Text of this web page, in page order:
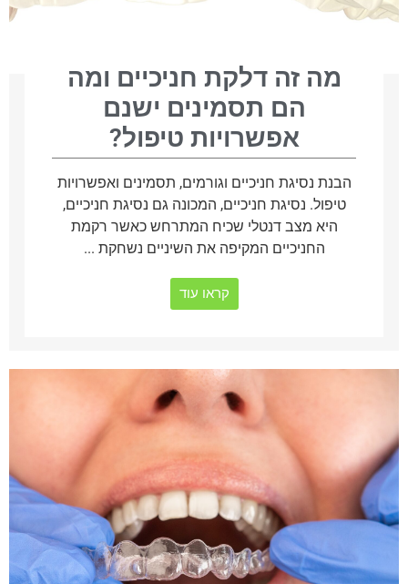
מה זה דלקת חניכיים ומה
הם תסמינים ישנם
אפשרויות טיפול?
הבנת נסיגת חניכיים וגורמים, תסמינים ואפשרויות
טיפול. נסיגת חניכיים, המכונה גם נסיגת חניכיים,
היא מצב דנטלי שכיח המתרחש כאשר רקמת
החניכיים המקיפה את השיניים נשחקת ...
קראו עוד